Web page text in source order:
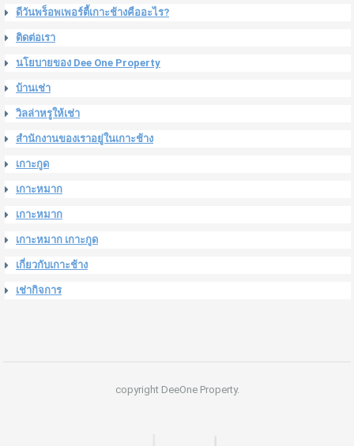
ดีวันพร็อพเพอร์ตี้เกาะช้างคืออะไร?
ติดต่อเรา
นโยบายของ Dee One Property
บ้านเช่า
วิลล่าหรูให้เช่า
สำนักงานของเราอยู่ในเกาะช้าง
เกาะกูด
เกาะหมาก
เกาะหมาก
เกาะหมาก เกาะกูด
เกี่ยวกับเกาะช้าง
เช่ากิจการ
copyright DeeOne Property.